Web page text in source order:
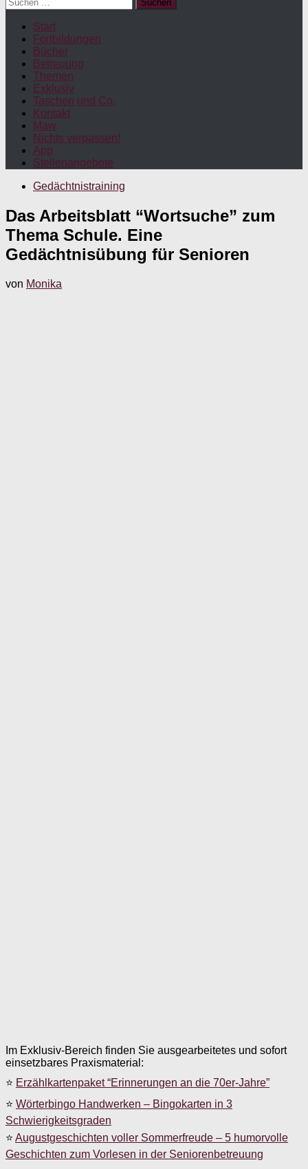
nach:
Start
Fortbildungen
Bücher
Betreuung
Themen
Exklusiv
Taschen und Co.
Kontakt
Maw
Nichts verpassen!
App
Stellenangebote
Gedächtnistraining
Das Arbeitsblatt “Wortsuche” zum
Thema Schule. Eine
Gedächtnisübung für Senioren
von Monika
Im Exklusiv-Bereich finden Sie ausgearbeitetes und sofort
einsetzbares Praxismaterial:
⭐ Erzählkartenpaket “Erinnerungen an die 70er-Jahre”
⭐ Wörterbingo Handwerken – Bingokarten in 3
Schwierigkeitsgraden
⭐ Augustgeschichten voller Sommerfreude – 5 humorvolle
Geschichten zum Vorlesen in der Seniorenbetreuung